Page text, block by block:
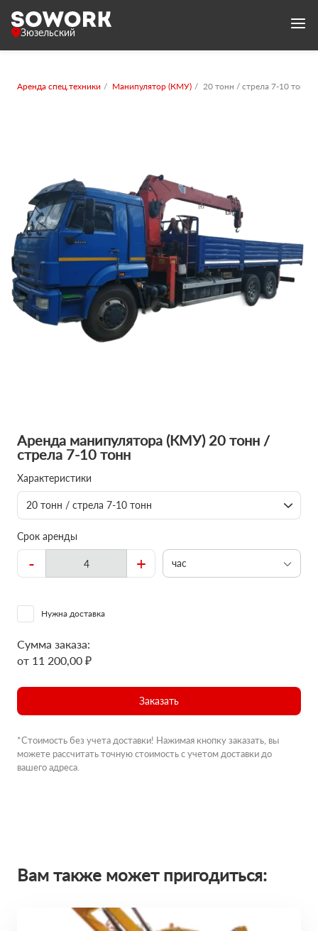
Зюзельский
Аренда спец.техники Манипулятор (КМУ) 20 тонн / стрела 7-10 тонн
Аренда манипулятора (КМУ) 20 тонн /
стрела 7-10 тонн
Характеристики
20 тонн / стрела 7-10 тонн
Срок аренды
- + час
Нужна доставка
Сумма заказа:
от 11 200,00 ₽
Заказать
*Стоимость без учета доставки! Нажимая кнопку заказать, вы
можете рассчитать точную стоимость с учетом доставки до
вашего адреса.
Вам также может пригодиться: